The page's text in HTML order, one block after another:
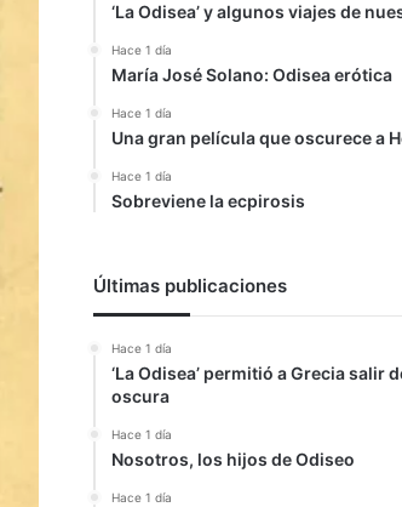
‘La Odisea’ y algunos viajes de
Hace 1 día
María José Solano: Odisea erótica
Hace 1 día
Una gran película que oscurece a
Hace 1 día
Sobreviene la ecpirosis
Últimas publicaciones
Hace 1 día
‘La Odisea’ permitió a Grecia salir
oscura
Hace 1 día
Nosotros, los hijos de Odiseo
Hace 1 día